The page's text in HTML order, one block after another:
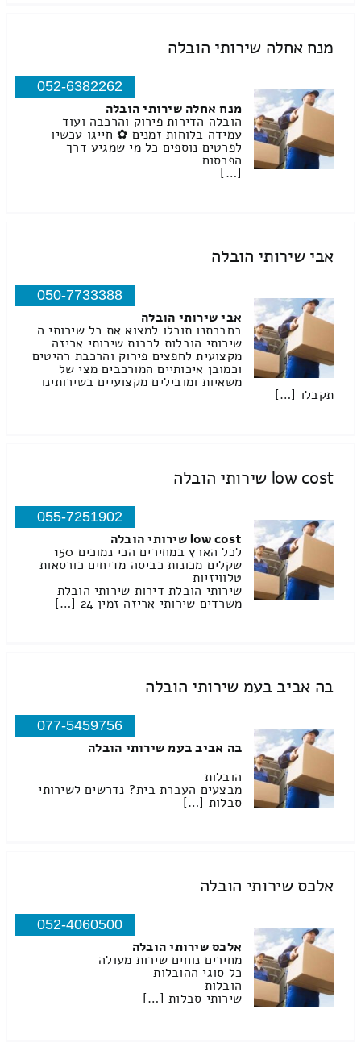
מנח אחלה שירותי הובלה
052-6382262
מנח אחלה שירותי הובלה
הובלה הדירות פירוק והרכבה ועוד
עמידה בלוחות זמנים ✿ חייגו עכשיו
לפרטים נוספים כל מי שמגיע דרך
הפרסום
[…]
אבי שירותי הובלה
050-7733388
אבי שירותי הובלה
בחברתנו תוכלו למצוא את כל שירותי ה
שירותי הובלות לרבות שירותי אריזה
מקצועית לחפצים פירוק והרכבת רהיטים
וכמובן איכותיים המורכבים מצי של
משאיות ומובילים מקצועיים בשירותינו
תקבלו […]
low cost שירותי הובלה
055-7251902
low cost שירותי הובלה
לכל הארץ במחירים הכי נמוכים 150
שקלים מכונות כביסה מדיחים כורסאות
טלוויזיות
שירותי הובלת דירות שירותי הובלת
משרדים שירותי אריזה זמין 24 […]
בה אביב בעמ שירותי הובלה
077-5459756
בה אביב בעמ שירותי הובלה
הובלות
מבצעים העברת בית? נדרשים לשירותי
סבלות […]
אלכס שירותי הובלה
052-4060500
אלכס שירותי הובלה
מחירים נוחים שירות מעולה
כל סוגי ההובלות
הובלות
שירותי סבלות […]